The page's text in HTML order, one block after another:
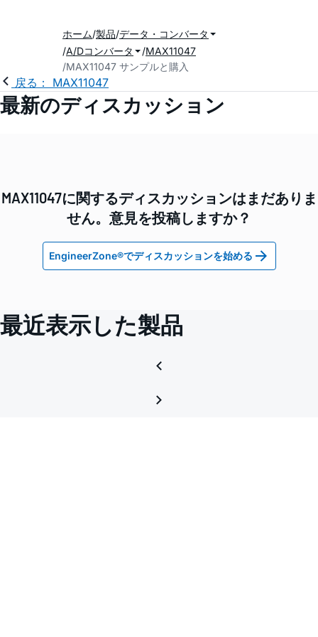
ホーム 製品 データ・コンバータ
A/Dコンバータ
MAX11047
MAX11047 サンプルと購入
戻る： MAX11047
最新のディスカッション
MAX11047に関するディスカッションはまだありま
せん。意見を投稿しますか？
EngineerZone®でディスカッションを始める
最近表示した製品